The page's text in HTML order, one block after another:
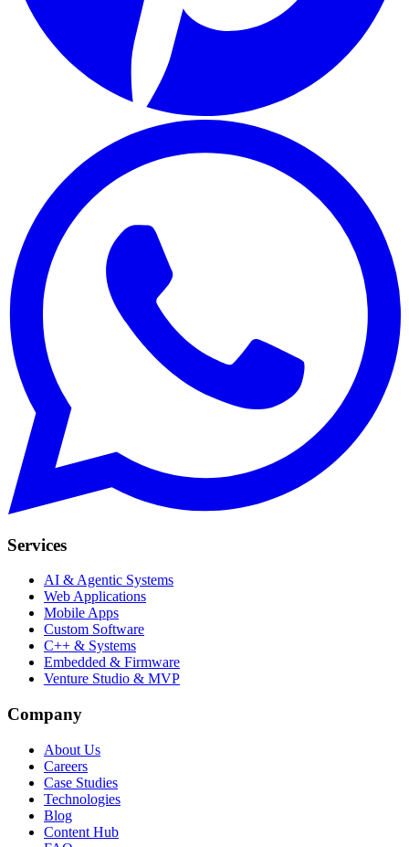
Services
AI & Agentic Systems
Web Applications
Mobile Apps
Custom Software
C++ & Systems
Embedded & Firmware
Venture Studio & MVP
Company
About Us
Careers
Case Studies
Technologies
Blog
Content Hub